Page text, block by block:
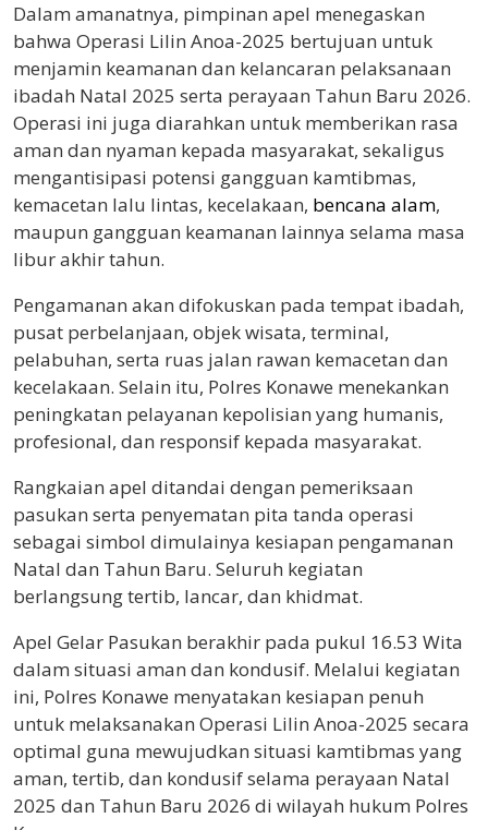
Dalam amanatnya, pimpinan apel menegaskan
bahwa Operasi Lilin Anoa-2025 bertujuan untuk
menjamin keamanan dan kelancaran pelaksanaan
ibadah Natal 2025 serta perayaan Tahun Baru 2026.
Operasi ini juga diarahkan untuk memberikan rasa
aman dan nyaman kepada masyarakat, sekaligus
mengantisipasi potensi gangguan kamtibmas,
kemacetan lalu lintas, kecelakaan, bencana alam,
maupun gangguan keamanan lainnya selama masa
libur akhir tahun.
Pengamanan akan difokuskan pada tempat ibadah,
pusat perbelanjaan, objek wisata, terminal,
pelabuhan, serta ruas jalan rawan kemacetan dan
kecelakaan. Selain itu, Polres Konawe menekankan
peningkatan pelayanan kepolisian yang humanis,
profesional, dan responsif kepada masyarakat.
Rangkaian apel ditandai dengan pemeriksaan
pasukan serta penyematan pita tanda operasi
sebagai simbol dimulainya kesiapan pengamanan
Natal dan Tahun Baru. Seluruh kegiatan
berlangsung tertib, lancar, dan khidmat.
Apel Gelar Pasukan berakhir pada pukul 16.53 Wita
dalam situasi aman dan kondusif. Melalui kegiatan
ini, Polres Konawe menyatakan kesiapan penuh
untuk melaksanakan Operasi Lilin Anoa-2025 secara
optimal guna mewujudkan situasi kamtibmas yang
aman, tertib, dan kondusif selama perayaan Natal
2025 dan Tahun Baru 2026 di wilayah hukum Polres